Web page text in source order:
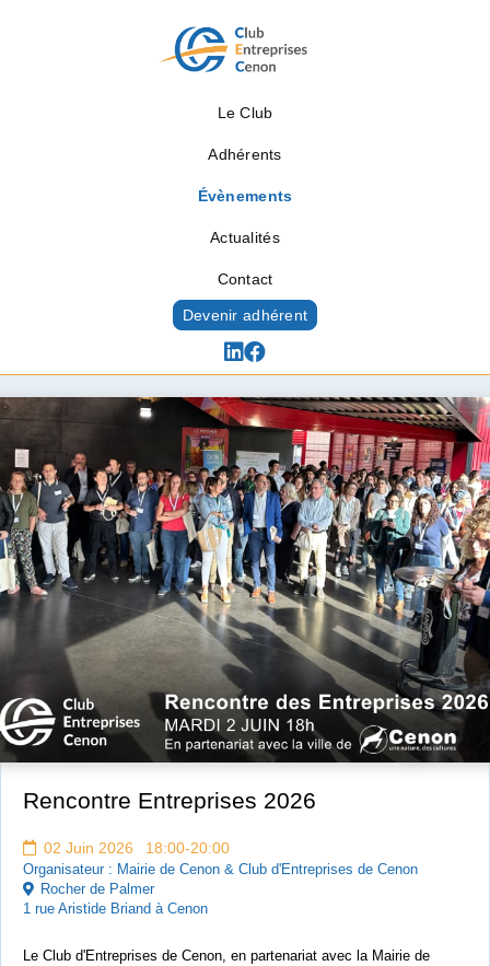
Le Club
Adhérents
Évènements
Actualités
Contact
Devenir adhérent
Évènements
GRATUIT
Rencontre Entreprises 2026
02 Juin 2026 18:00-20:00
Organisateur : Mairie de Cenon & Club d'Entreprises de Cenon
Rocher de Palmer
1 rue Aristide Briand à Cenon
Le Club d'Entreprises de Cenon, en partenariat avec la Mairie de